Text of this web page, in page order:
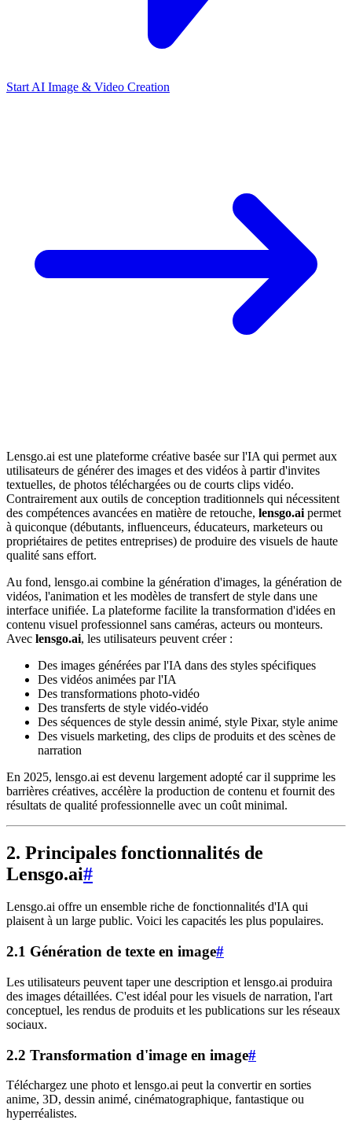
Start AI Image & Video Creation
Lensgo.ai est une plateforme créative basée sur l'IA qui permet aux
utilisateurs de générer des images et des vidéos à partir d'invites
textuelles, de photos téléchargées ou de courts clips vidéo.
Contrairement aux outils de conception traditionnels qui nécessitent
des compétences avancées en matière de retouche, lensgo.ai permet
à quiconque (débutants, influenceurs, éducateurs, marketeurs ou
propriétaires de petites entreprises) de produire des visuels de haute
qualité sans effort.
Au fond, lensgo.ai combine la génération d'images, la génération de
vidéos, l'animation et les modèles de transfert de style dans une
interface unifiée. La plateforme facilite la transformation d'idées en
contenu visuel professionnel sans caméras, acteurs ou monteurs.
Avec lensgo.ai, les utilisateurs peuvent créer :
Des images générées par l'IA dans des styles spécifiques
Des vidéos animées par l'IA
Des transformations photo-vidéo
Des transferts de style vidéo-vidéo
Des séquences de style dessin animé, style Pixar, style anime
Des visuels marketing, des clips de produits et des scènes de
narration
En 2025, lensgo.ai est devenu largement adopté car il supprime les
barrières créatives, accélère la production de contenu et fournit des
résultats de qualité professionnelle avec un coût minimal.
2. Principales fonctionnalités de
Lensgo.ai#
Lensgo.ai offre un ensemble riche de fonctionnalités d'IA qui
plaisent à un large public. Voici les capacités les plus populaires.
2.1 Génération de texte en image#
Les utilisateurs peuvent taper une description et lensgo.ai produira
des images détaillées. C'est idéal pour les visuels de narration, l'art
conceptuel, les rendus de produits et les publications sur les réseaux
sociaux.
2.2 Transformation d'image en image#
Téléchargez une photo et lensgo.ai peut la convertir en sorties
anime, 3D, dessin animé, cinématographique, fantastique ou
hyperréalistes.